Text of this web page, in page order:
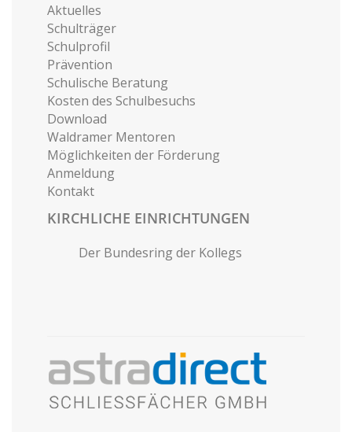
Aktuelles
Schulträger
Schulprofil
Prävention
Schulische Beratung
Kosten des Schulbesuchs
Download
Waldramer Mentoren
Möglichkeiten der Förderung
Anmeldung
Kontakt
KIRCHLICHE EINRICHTUNGEN
Der Bundesring der Kollegs